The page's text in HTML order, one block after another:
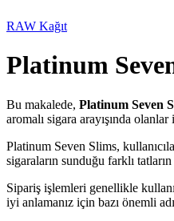
RAW Kağıt
Platinum
Bu makalede, Platinum Seven
aromalı sigara arayışında
Platinum Seven Slims,
sigaraların sunduğu farklı
Sipariş işlemleri genellikle
iyi anlamanız için bazı önemli